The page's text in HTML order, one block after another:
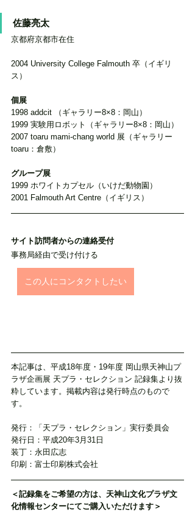
佐藤亮太
京都府京都市在住
2004 University College Falmouth 卒（イギリ
ス）
個展
1998 addcit （ギャラリー8×8：岡山）
1999 実験用ロボット（ギャラリー8×8：岡山）
2007 toaru mami-chang world 展（ギャラリー
toaru：倉敷）
グループ展
1999 ホワイトカプセル（いけだ動物園）
2001 Falmouth Art Centre（イギリス）
サイト訪問者からの連絡受付
事務局経由で受け付ける
この人にコンタクトしたい
本記事は、平成18年度・19年度 岡山県天神山プ
ラザ企画展 天プラ・セレクション 記録集より抜
粋しています。掲載内容は発行時点のもので
す。
発行：「天プラ・セレクション」実行委員会
発行日：平成20年3月31日
装丁：永田広志
印刷：富士印刷株式会社
＜記録集をご希望の方は、天神山文化プラザ文
化情報センターにてご購入いただけます＞